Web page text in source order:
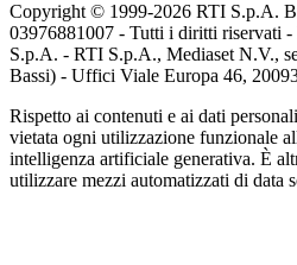
Copyright © 1999-2026 RTI S.p.A.
03976881007 - Tutti i diritti riservati
S.p.A. - RTI S.p.A., Mediaset N.V.,
Bassi) - Uffici Viale Europa 46,
Rispetto ai contenuti e ai dati
vietata ogni utilizzazione funzionale
intelligenza artificiale generativa. È
utilizzare mezzi automatizzati di data